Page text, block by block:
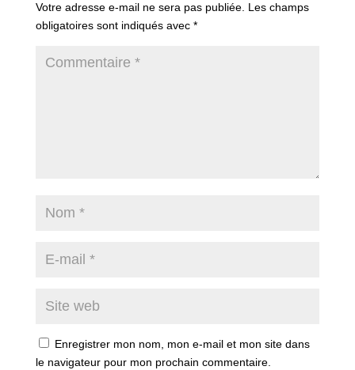
Votre adresse e-mail ne sera pas publiée. Les champs
obligatoires sont indiqués avec *
Enregistrer mon nom, mon e-mail et mon site dans
le navigateur pour mon prochain commentaire.